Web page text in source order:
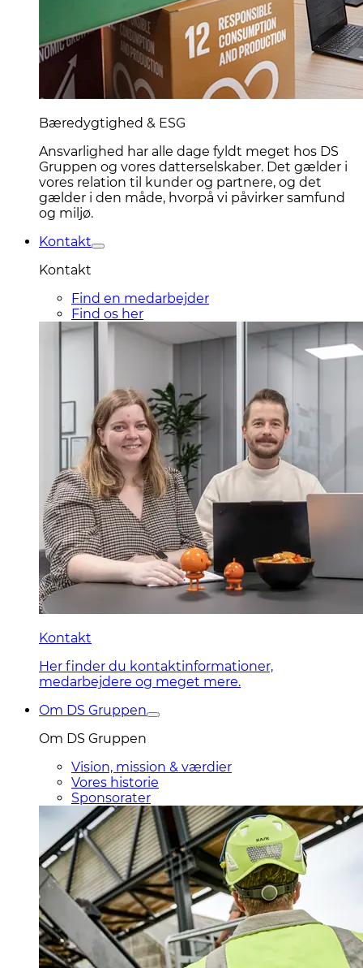
Bæredygtighed & ESG
Ansvarlighed har alle dage fyldt meget hos DS
Gruppen og vores datterselskaber. Det gælder i
vores relation til kunder og partnere, og det
gælder i den måde, hvorpå vi påvirker samfund
og miljø.
Kontakt
Kontakt
Find en medarbejder
Find os her
Kontakt
Her finder du kontaktinformationer,
medarbejdere og meget mere.
Om DS Gruppen
Om DS Gruppen
Vision, mission & værdier
Vores historie
Sponsorater